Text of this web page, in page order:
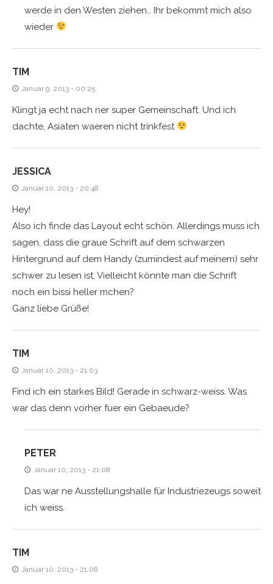
werde in den Westen ziehen… Ihr bekommt mich also
wieder
TIM
Januar 9, 2013 - 00:25
Klingt ja echt nach ner super Gemeinschaft. Und ich
dachte, Asiaten waeren nicht trinkfest
JESSICA
Januar 10, 2013 - 20:48
Hey!
Also ich finde das Layout echt schön. Allerdings muss ich
sagen, dass die graue Schrift auf dem schwarzen
Hintergrund auf dem Handy (zumindest auf meinem) sehr
schwer zu lesen ist. Vielleicht könnte man die Schrift
noch ein bissi heller mchen?
Ganz liebe Grüße!
TIM
Januar 10, 2013 - 21:03
Find ich ein starkes Bild! Gerade in schwarz-weiss. Was
war das denn vorher fuer ein Gebaeude?
PETER
Januar 10, 2013 - 21:08
Das war ne Ausstellungshalle für Industriezeugs soweit
ich weiss.
TIM
Januar 10, 2013 - 21:08